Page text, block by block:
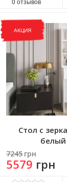
Виробник: ART IN HEAD
Матеріал:
ДСП
АКЦИЯ
Стол с
белый
7245 грн
5579 грн